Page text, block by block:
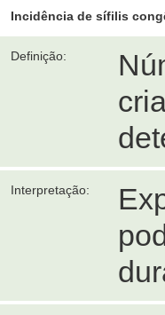
Incidência de sífilis
Definição:
Interpretação: